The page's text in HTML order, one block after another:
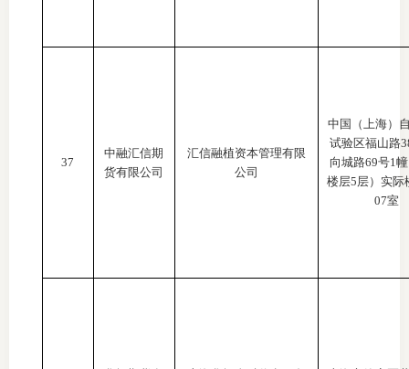
37
中融汇信期
货有限公司
汇信融植资本管理有限
公司
中国（上海）
试验区福山路
向城路69号1
楼层5层）实际
07室